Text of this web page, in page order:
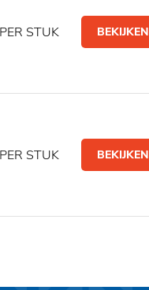
PER STUK BEKIJKEN
PER STUK BEKIJKEN